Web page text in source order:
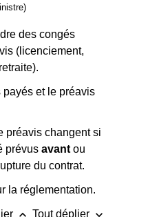
des congés
(licenciement,
payés et le préavis
préavis changent si
prévusavant ou
du contrat.
la réglementation.
Tout déplier